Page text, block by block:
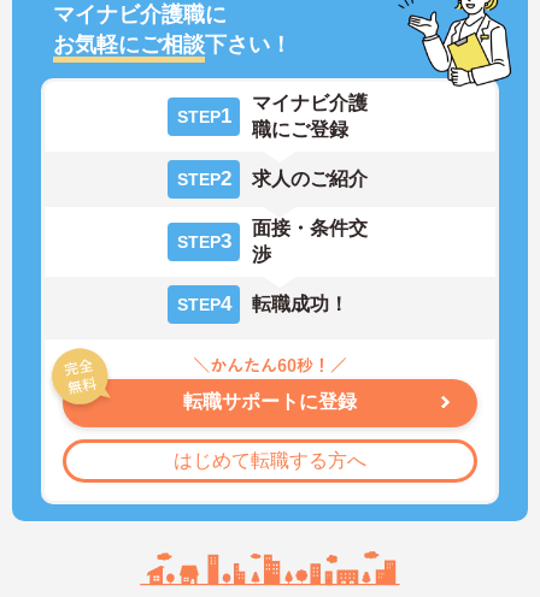
マイナビ介護職に
お気軽にご相談下さい！
STEP1
マイナビ介護
職にご登録
STEP2 求人のご紹介
STEP3
面接・条件交
渉
STEP4 転職成功！
転職サポートに登録
はじめて転職する方へ